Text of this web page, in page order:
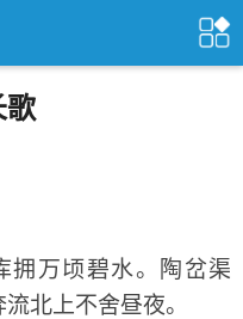
歌
万顷碧水。陶岔渠
北上不舍昼夜。